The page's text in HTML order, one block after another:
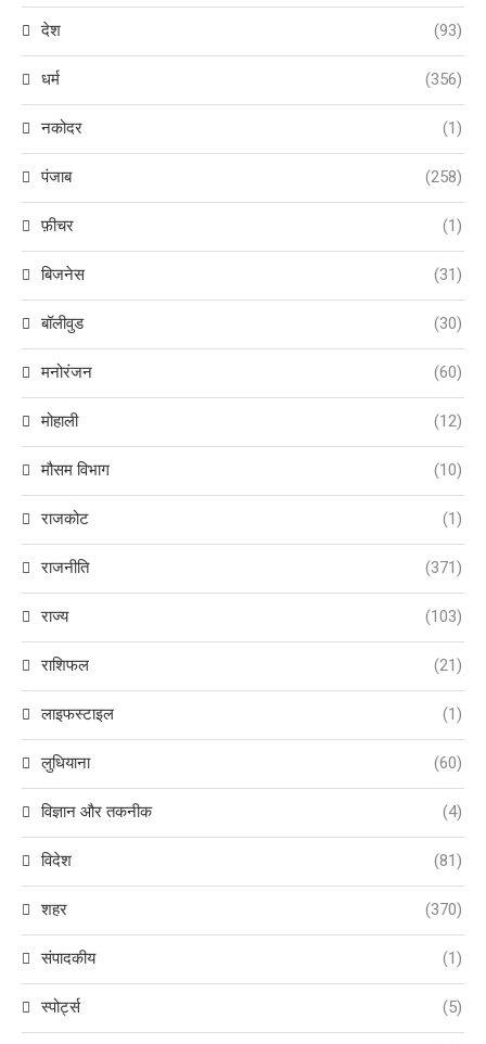
देश (93)
धर्म (356)
नकोदर (1)
पंजाब (258)
फ़ीचर (1)
बिजनेस (31)
बॉलीवुड (30)
मनोरंजन (60)
मोहाली (12)
मौसम विभाग (10)
राजकोट (1)
राजनीति (371)
राज्य (103)
राशिफल (21)
लाइफस्टाइल (1)
लुधियाना (60)
विज्ञान और तकनीक (4)
विदेश (81)
शहर (370)
संपादकीय (1)
स्पोर्ट्स (5)